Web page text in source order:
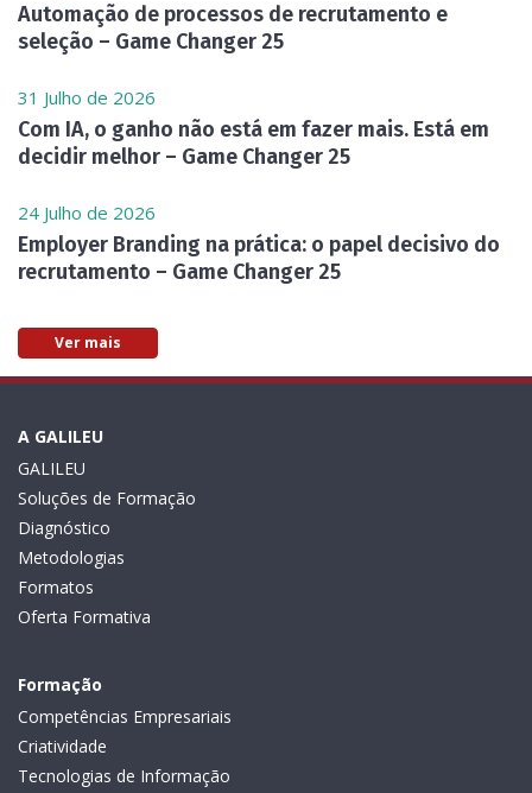
Automação de processos de recrutamento e
seleção – Game Changer 25
31 Julho de 2026
Com IA, o ganho não está em fazer mais. Está em
decidir melhor – Game Changer 25
24 Julho de 2026
Employer Branding na prática: o papel decisivo do
recrutamento – Game Changer 25
Ver mais
A GALILEU
GALILEU
Soluções de Formação
Diagnóstico
Metodologias
Formatos
Oferta Formativa
Formação
Competências Empresariais
Criatividade
Tecnologias de Informação